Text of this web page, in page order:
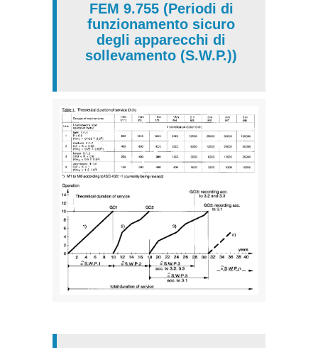
FEM 9.755 (Periodi di
funzionamento sicuro
degli apparecchi di
sollevamento (S.W.P.))